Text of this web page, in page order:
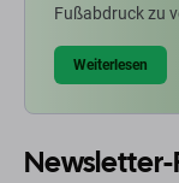
Fußabdruck zu
Weiterlesen
Newsletter-